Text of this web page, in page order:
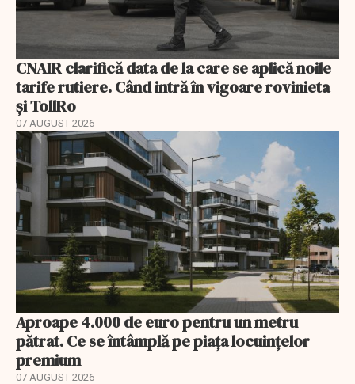
CNAIR clarifică data de la care se aplică noile
tarife rutiere. Când intră în vigoare rovinieta
și TollRo
07 AUGUST 2026
Aproape 4.000 de euro pentru un metru
pătrat. Ce se întâmplă pe piața locuințelor
premium
07 AUGUST 2026